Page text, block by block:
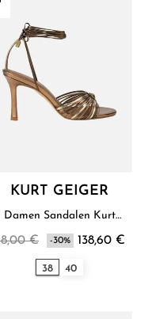
KURT GEIGER
Damen Sandalen Kurt
€ -30% 138,60 €
38 40